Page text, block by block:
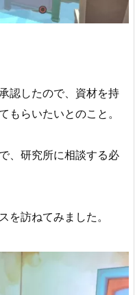
認したので、資材を持
もらいたいとのこと。
、研究所に相談する必
を訪ねてみました。